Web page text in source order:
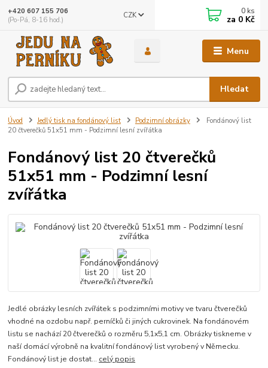
Menu
CZK
Hledat
+420 607 155 706
(Po-Pá, 8-16 hod.)
0 ks
za 0 Kč
Úvod Jedlý tisk na fondánový list Podzimní obrázky
Fondánový list
20 čtverečků 51x51 mm - Podzimní lesní zvířátka
Fondánový list 20 čtverečků
51x51 mm - Podzimní lesní
zvířátka
Jedlé obrázky lesních zvířátek s podzimními motivy ve tvaru čtverečků
vhodné na ozdobu např. perníčků či jiných cukrovinek. Na fondánovém
listu se nachází 20 čtverečků o rozměru 5,1x5,1 cm. Obrázky tiskneme v
naší domácí výrobně na kvalitní fondánový list vyrobený v Německu.
Fondánový list je dostat... celý popis